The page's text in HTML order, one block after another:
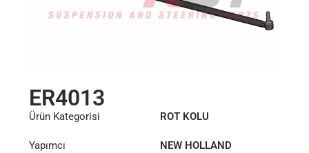
ER4013
Ürün Kategorisi ROT KOLU
Yapımcı NEW HOLLAND